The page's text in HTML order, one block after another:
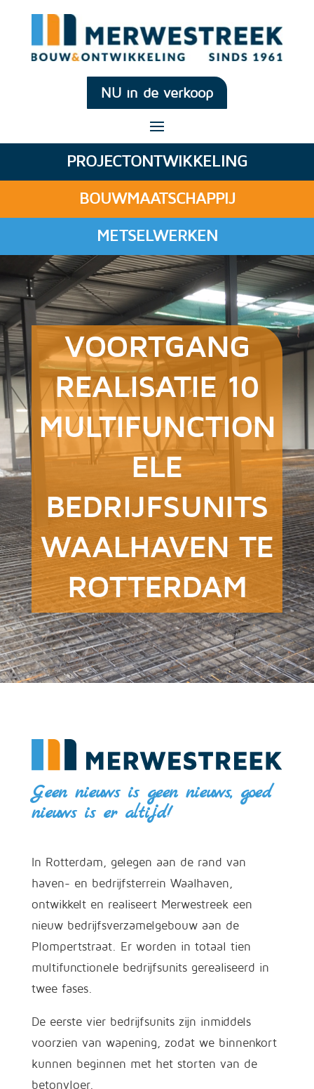
NU in de verkoop
PROJECTONTWIKKELING
BOUWMAATSCHAPPIJ
METSELWERKEN
VOORTGANG
REALISATIE 10
MULTIFUNCTION
ELE
BEDRIJFSUNITS
WAALHAVEN TE
ROTTERDAM
Geen nieuws is geen nieuws, goed
nieuws is er altijd!
In Rotterdam, gelegen aan de rand van
haven- en bedrijfsterrein Waalhaven,
ontwikkelt en realiseert Merwestreek een
nieuw bedrijfsverzamelgebouw aan de
Plompertstraat. Er worden in totaal tien
multifunctionele bedrijfsunits gerealiseerd in
twee fases.
De eerste vier bedrijfsunits zijn inmiddels
voorzien van wapening, zodat we binnenkort
kunnen beginnen met het storten van de
betonvloer.